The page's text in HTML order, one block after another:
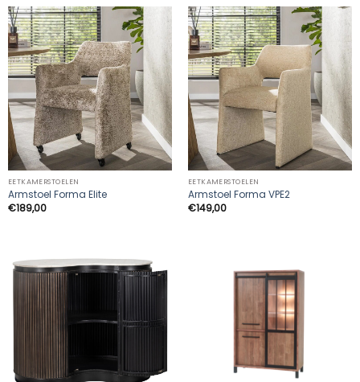
EETKAMERSTOELEN
Armstoel Forma Elite
€189,00
EETKAMERSTOELEN
Armstoel Forma VPE2
€149,00